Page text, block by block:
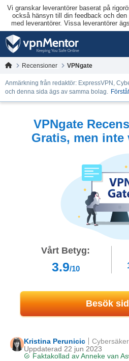
Vi granskar leverantörer baserat på
också hänsyn till din feedback och
med leverantörer. Vissa leverantörer
Recensioner VPNgate
Anmärkning från redaktör: ExpressVPN,
och denna sida ägs av samma bolag.
VPNgate
Gratis, men inte
Vårt Betyg:
3.9/10
Besök
Kristina Perunicic
Uppdaterad 22 jun 2023
Faktakollad av Anneke van